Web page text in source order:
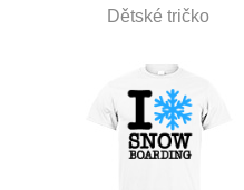
Dětské tričko